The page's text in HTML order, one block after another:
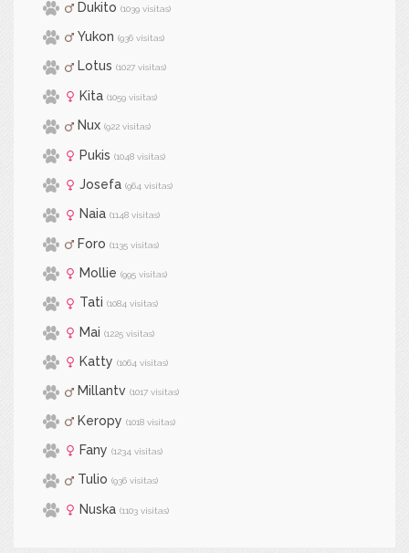
Dukito (1039 visitas)
Yukon (936 visitas)
Lotus (1027 visitas)
Kita (1059 visitas)
Nux (922 visitas)
Pukis (1048 visitas)
Josefa (964 visitas)
Naia (1148 visitas)
Foro (1135 visitas)
Mollie (995 visitas)
Tati (1084 visitas)
Mai (1225 visitas)
Katty (1064 visitas)
Millantv (1017 visitas)
Keropy (1018 visitas)
Fany (1234 visitas)
Tulio (936 visitas)
Nuska (1103 visitas)